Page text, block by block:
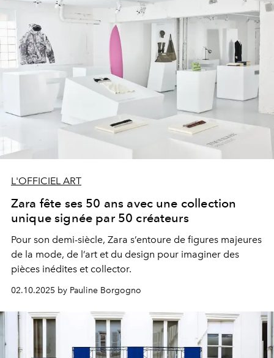
L'OFFICIEL ART
Zara fête ses 50 ans avec une collection
unique signée par 50 créateurs
Pour son demi-siècle, Zara s’entoure de figures majeures
de la mode, de l’art et du design pour imaginer des
pièces inédites et collector.
02.10.2025 by Pauline Borgogno